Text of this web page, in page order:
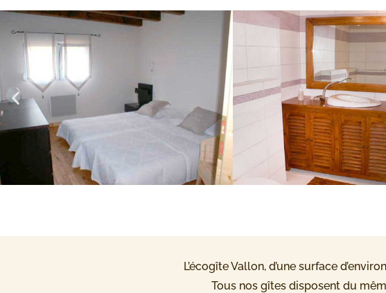
L’écogîte Vallon, d’une surface
Tous nos gîtes disposent du